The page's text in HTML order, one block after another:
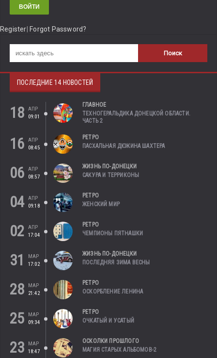
Register Forgot Password?
ПОСЛЕДНИЕ 14 НОВОСТЕЙ
18
АПР
09:01
ГЛАВНОЕ
ТЕХНОГЕРАЛЬДИКА ДОНЕЦКОЙ ОБЛАСТИ.
ЧАСТЬ 2
16
АПР
08:45
РЕТРО
ПАСХАЛЬНАЯ ДЮЖИНА ШАХТЕРА
06
АПР
08:57
ЖИЗНЬ ПО-ДОНЕЦКИ
САКУРА И ТЕРРИКОНЫ
04 АПР
09:18
РЕТРО
ЖЕНСКИЙ МИР
02
АПР
17:04
РЕТРО
ЧЕМПИОНЫ ПЯТНАШКИ
31
МАР
17:02
ЖИЗНЬ ПО-ДОНЕЦКИ
ПОСЛЕДНЯЯ ЗИМА ВЕСНЫ
28
МАР
21:42
РЕТРО
ОСКОРБЛЕНИЕ ЛЕНИНА
25
МАР
09:34
РЕТРО
ОЧКАТЫЙ И УСАТЫЙ
23
МАР
18:47
ОСКОЛКИ ПРОШЛОГО
МАГИЯ СТАРЫХ АЛЬБОМОВ-2